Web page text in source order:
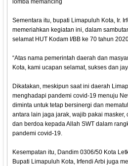
lomba memancing
Sementara itu, bupati Limapuluh Kota, Ir.
memeriahkan kegiatan ini, dalam
selamat HUT Kodam I/BB ke 70 tahun
“Atas nama pemerintah daerah dan
Kota, kami ucapan selamat, sukses dan
Dikatakan, meskipun saat ini daerah
menghadapi pandemi covid-19 menuju
diminta untuk tetap bersinergi dan
antara lain jaga jarak, wajib pakai masker,
dan berdoa kepada Allah SWT dalam
pandemi covid-19.
Kesempatan itu, Dandim 0306/50 Kota
Bupati Limapuluh Kota, Irfendi Arbi juga